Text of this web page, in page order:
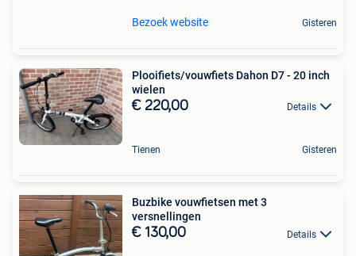
Bezoek website Gisteren
Plooifiets/vouwfiets Dahon D7 - 20 inch
wielen
€ 220,00 Details
Tienen Gisteren
Buzbike vouwfietsen met 3
versnellingen
€ 130,00 Details